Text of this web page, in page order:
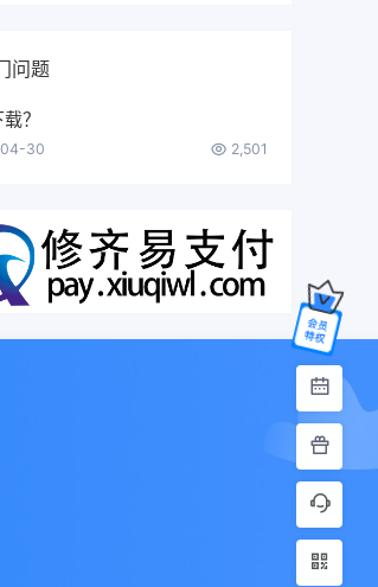
问题
？
30 2,501